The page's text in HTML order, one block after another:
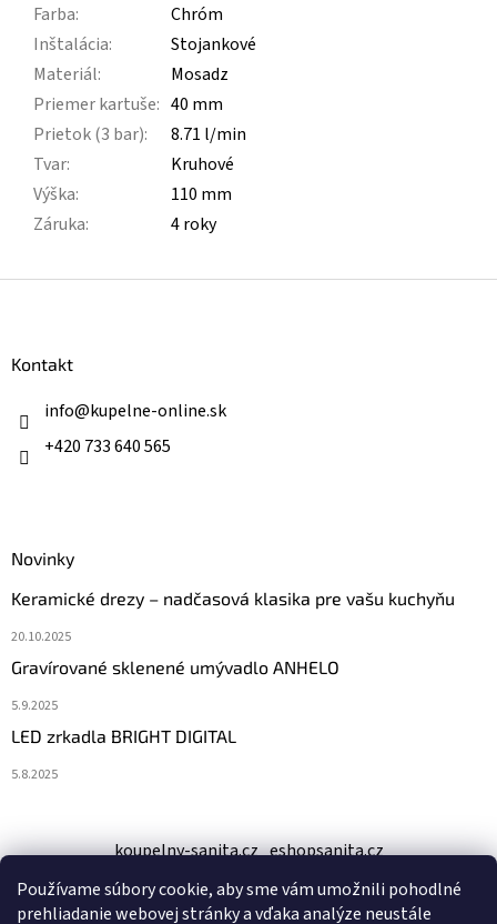
Používame súbory cookie, aby sme vám umožnili pohodlné
prehliadanie webovej stránky a vďaka analýze neustále
Farba:
Chróm
Inštalácia:
Stojankové
Materiál:
Mosadz
Priemer kartuše: 40 mm
Prietok (3 bar):
8.71 l/min
Tvar:
Kruhové
Výška:
110 mm
Záruka: 4 roky
Kontakt
info@kupelne-online.sk
+420 733 640 565
Novinky
Keramické drezy – nadčasová klasika pre vašu kuchyňu
20.10.2025
Gravírované sklenené umývadlo ANHELO
5.9.2025
LED zrkadla BRIGHT DIGITAL
5.8.2025
koupelny-sanita.cz eshopsanita.cz